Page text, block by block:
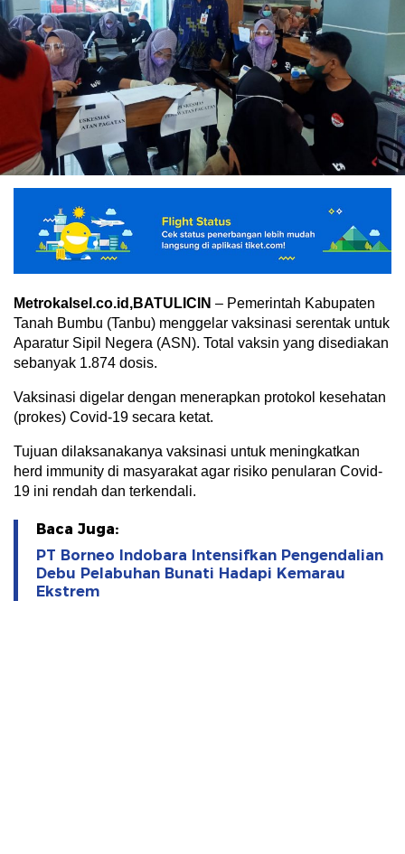
Metrokalsel.co.id,BATULICIN – Pemerintah Kabupaten
Tanah Bumbu (Tanbu) menggelar vaksinasi serentak untuk
Aparatur Sipil Negera (ASN). Total vaksin yang disediakan
sebanyak 1.874 dosis.
Vaksinasi digelar dengan menerapkan protokol kesehatan
(prokes) Covid-19 secara ketat.
Tujuan dilaksanakanya vaksinasi untuk meningkatkan
herd immunity di masyarakat agar risiko penularan Covid-
19 ini rendah dan terkendali.
Baca Juga:
PT Borneo Indobara Intensifkan Pengendalian
Debu Pelabuhan Bunati Hadapi Kemarau
Ekstrem